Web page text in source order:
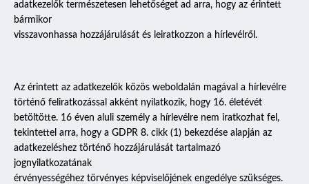
adatkezelők természetesen lehetőséget ad arra, hogy az érintett
bármikor
visszavonhassa hozzájárulását és leiratkozzon a hírlevélről.
Az érintett az adatkezelők közös weboldalán magával a hírlevélre
történő feliratkozással akként nyilatkozik, hogy 16. életévét
betöltötte. 16 éven aluli személy a hírlevélre nem iratkozhat fel,
tekintettel arra, hogy a GDPR 8. cikk (1) bekezdése alapján az
adatkezeléshez történő hozzájárulását tartalmazó
jognyilatkozatának
érvényességéhez törvényes képviselőjének engedélye szükséges.